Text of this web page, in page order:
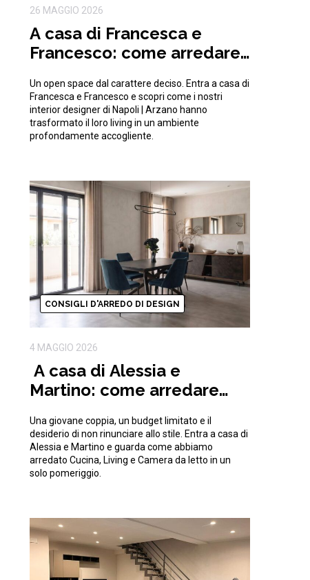
26 MAGGIO 2026
A casa di Francesca e
Francesco: come arredare
di tendenza
Un open space dal carattere deciso. Entra a casa di
Francesca e Francesco e scopri come i nostri
interior designer di Napoli | Arzano hanno
trasformato il loro living in un ambiente
profondamente accogliente.
CONSIGLI D'ARREDO DI DESIGN
4 MAGGIO 2026
A casa di Alessia e
Martino: come arredare
15.000€
Una giovane coppia, un budget limitato e il
desiderio di non rinunciare allo stile. Entra a casa di
Alessia e Martino e guarda come abbiamo
arredato Cucina, Living e Camera da letto in un
solo pomeriggio.